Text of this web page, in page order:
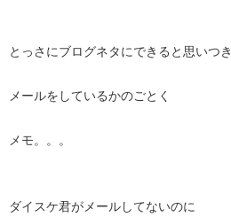
とっさにブログネタにできると思いつき
メールをしているかのごとく
メモ。。。
ダイスケ君がメールしてないのに